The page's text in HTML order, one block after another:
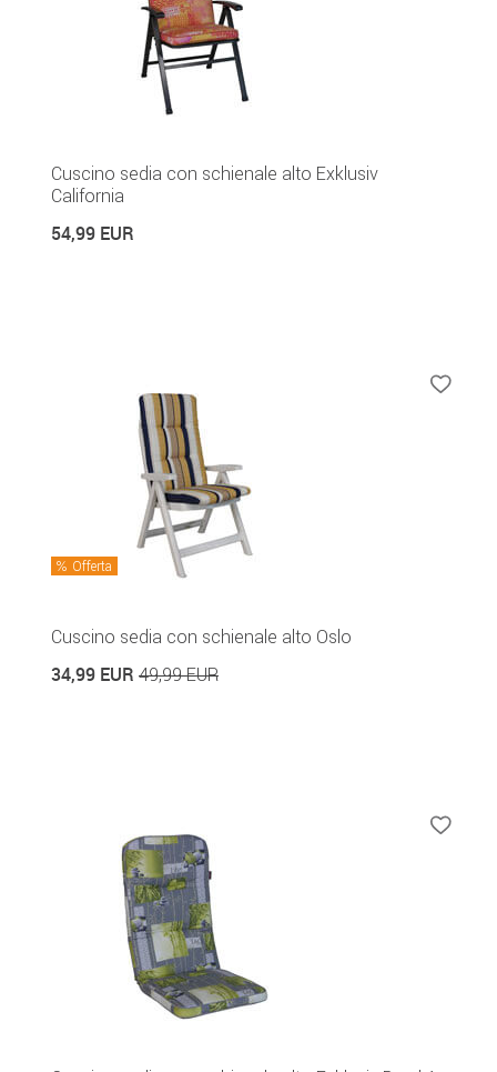
Cuscino sedia con schienale alto Exklusiv
California
54,99 EUR
Offerta
Cuscino sedia con schienale alto Oslo
34,99 EUR 49,99 EUR